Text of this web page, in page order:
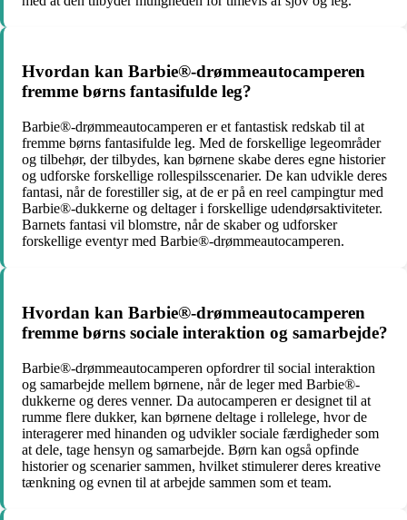
Hvordan kan Barbie®-drømmeautocamperen
fremme børns fantasifulde leg?
Barbie®-drømmeautocamperen er et fantastisk redskab til at
fremme børns fantasifulde leg. Med de forskellige legeområder
og tilbehør, der tilbydes, kan børnene skabe deres egne historier
og udforske forskellige rollespilsscenarier. De kan udvikle deres
fantasi, når de forestiller sig, at de er på en reel campingtur med
Barbie®-dukkerne og deltager i forskellige udendørsaktiviteter.
Barnets fantasi vil blomstre, når de skaber og udforsker
forskellige eventyr med Barbie®-drømmeautocamperen.
Hvordan kan Barbie®-drømmeautocamperen
fremme børns sociale interaktion og samarbejde?
Barbie®-drømmeautocamperen opfordrer til social interaktion
og samarbejde mellem børnene, når de leger med Barbie®-
dukkerne og deres venner. Da autocamperen er designet til at
rumme flere dukker, kan børnene deltage i rollelege, hvor de
interagerer med hinanden og udvikler sociale færdigheder som
at dele, tage hensyn og samarbejde. Børn kan også opfinde
historier og scenarier sammen, hvilket stimulerer deres kreative
tænkning og evnen til at arbejde sammen som et team.